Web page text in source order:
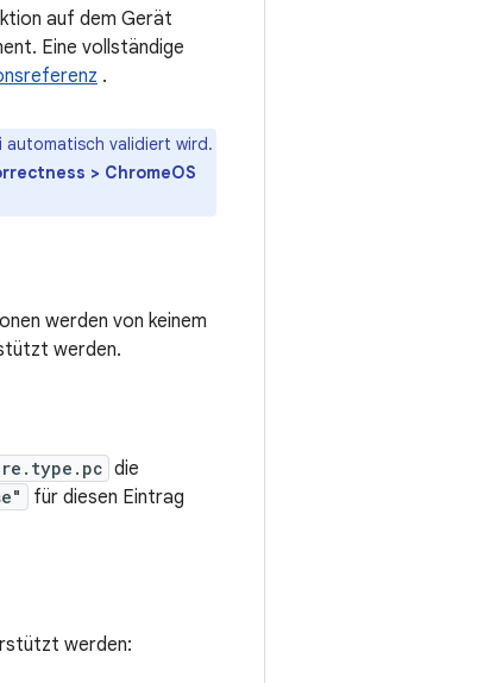
auf dem Gerät
Eine vollständige
.
validiert wird.
> ChromeOS
werden von keinem
werden.
die
für diesen Eintrag
werden: